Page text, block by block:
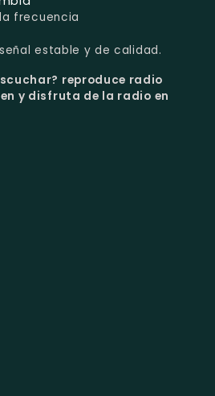
frecuencia
estable y de calidad.
reproduce radio
y disfruta de la radio en